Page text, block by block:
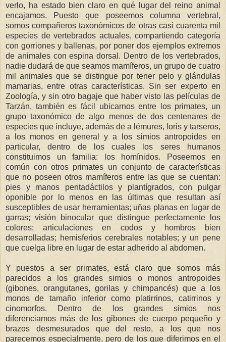
verlo, ha estado bien claro en qué lugar del reino animal
encajamos. Puesto que poseemos columna vertebral,
somos compañeros taxonómicos de otras casi cuarenta mil
especies de vertebrados actuales, compartiendo categoría
con gorriones y ballenas, por poner dos ejemplos extremos
de animales con espina dorsal. Dentro de los vertebrados,
nadie dudará de que seamos mamíferos, un grupo de cuatro
mil animales que se distingue por tener pelo y glándulas
mamarias, entre otras características. Sin ser experto en
Zoología, y sin otro bagaje que haber visto las películas de
Tarzán, también es fácil ubicarnos entre los primates, un
grupo taxonómico de algo menos de dos centenares de
especies que incluye, además de a lémures, loris y tarseros,
a los monos en general y a los simios antropoides en
particular, dentro de los cuales los seres humanos
constituimos un familia: los homínidos. Poseemos en
común con otros primates un conjunto de características
que no poseen otros mamíferos entre las que se cuentan:
pies y manos pentadáctilos y plantígrados, con pulgar
oponible por lo menos en las últimas que resultan así
susceptibles de usar herramientas; uñas planas en lugar de
garras; visión binocular que distingue perfectamente los
colores; articulaciones en codos y hombros bien
desarrolladas; hemisferios cerebrales notables; y un pene
que cuelga libre en lugar de estar adherido al abdomen.
Y puestos a ser primates, está claro que somos más
parecidos a los grandes simios o monos antropoides
(gibones, orangutanes, gorilas y chimpancés) que a los
monos de tamaño inferior como platirrinos, catirrinos y
cinomorfos. Dentro de los grandes simios nos
diferenciamos más de los gibones de cuerpo pequeño y
brazos desmesurados que del resto, a los que nos
parecemos especialmente, pero de los que diferimos en el